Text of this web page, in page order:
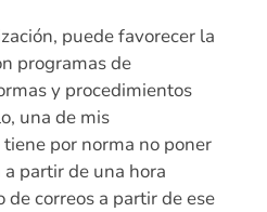
puede favorecer la
programas de
y procedimientos
una de mis
por norma no poner
partir de una hora
correos a partir de ese